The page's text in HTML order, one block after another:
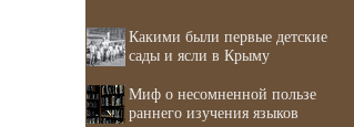
Какими были первые детские
сады и ясли в Крыму
Миф о несомненной пользе
раннего изучения языков